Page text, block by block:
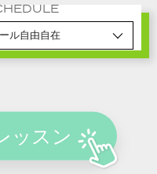
ル自由自在